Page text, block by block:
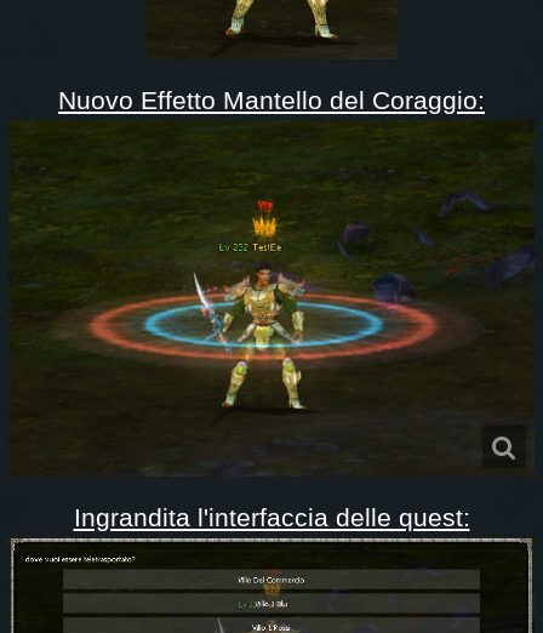
Nuovo Effetto Mantello del Coraggio:
Ingrandita l'interfaccia delle quest: